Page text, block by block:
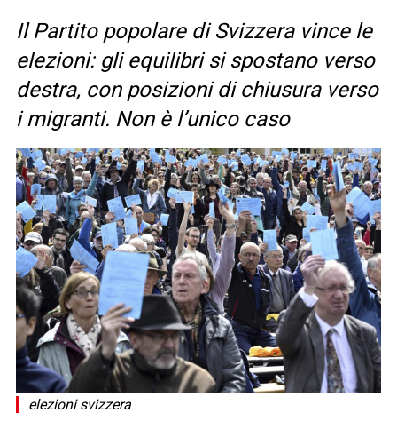
Il Partito popolare di Svizzera vince le
elezioni: gli equilibri si spostano verso
destra, con posizioni di chiusura verso
i migranti. Non è l’unico caso
elezioni svizzera